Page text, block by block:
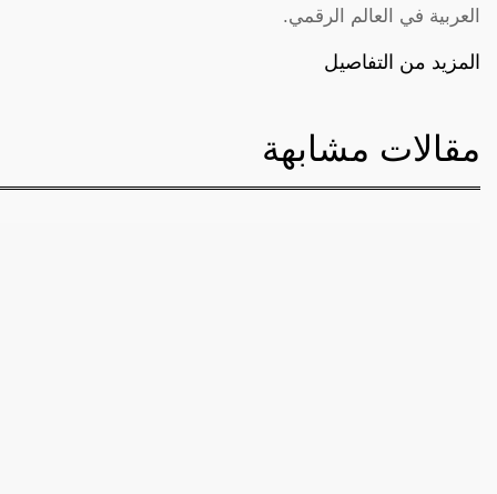
العربية في العالم الرقمي.
المزيد من التفاصيل
مقالات مشابهة